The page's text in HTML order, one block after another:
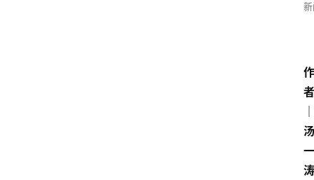
作
者
汤
一
涛